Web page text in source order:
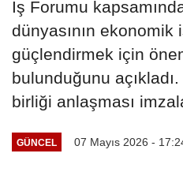
İş Forumu
dünyasının ekonomik
güçlendirmek için
bulunduğunu
birliği anlaşması
GÜNCEL 07 Mayıs 2026 -